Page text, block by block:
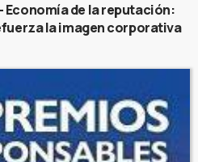
Economía de la reputación:
la imagen corporativa